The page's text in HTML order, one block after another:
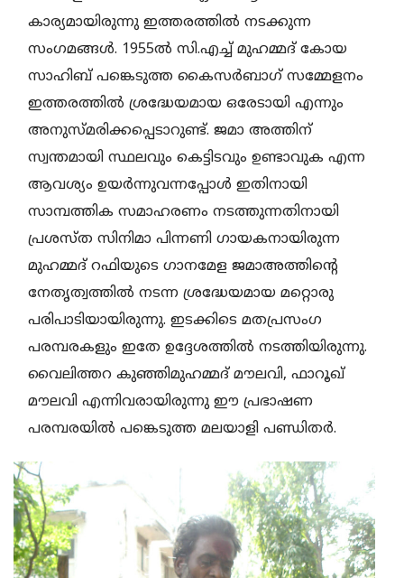
കാര്യമായിരുന്നു ഇത്തരത്തില്‍ നടക്കുന്ന
സംഗമങ്ങള്‍. 1955ല്‍ സി.എച്ച് മുഹമ്മദ് കോയ
സാഹിബ് പങ്കെടുത്ത കൈസര്‍ബാഗ് സമ്മേളനം
ഇത്തരത്തില്‍ ശ്രദ്ധേയമായ ഒരേടായി എന്നും
അനുസ്മരിക്കപ്പെടാറുണ്ട്. ജമാ അത്തിന്
സ്വന്തമായി സ്ഥലവും കെട്ടിടവും ഉണ്ടാവുക എന്ന
ആവശ്യം ഉയര്‍ന്നുവന്നപ്പോള്‍ ഇതിനായി
സാമ്പത്തിക സമാഹരണം നടത്തുന്നതിനായി
പ്രശസ്ത സിനിമാ പിന്നണി ഗായകനായിരുന്ന
മുഹമ്മദ് റഫിയുടെ ഗാനമേള ജമാഅത്തിന്റെ
നേതൃത്വത്തില്‍ നടന്ന ശ്രദ്ധേയമായ മറ്റൊരു
പരിപാടിയായിരുന്നു. ഇടക്കിടെ മതപ്രസംഗ
പരമ്പരകളും ഇതേ ഉദ്ദേശത്തില്‍ നടത്തിയിരുന്നു.
വൈലിത്തറ കുഞ്ഞിമുഹമ്മദ് മൗലവി, ഫാറൂഖ്
മൗലവി എന്നിവരായിരുന്നു ഈ പ്രഭാഷണ
പരമ്പരയില്‍ പങ്കെടുത്ത മലയാളി പണ്ഡിതര്‍.